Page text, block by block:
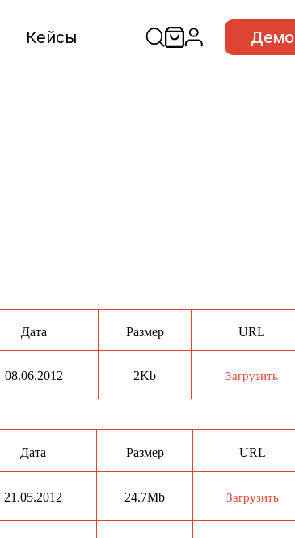
Кейсы Демо
Дата Размер URL
08.06.2012 2Kb Загрузить
Дата Размер URL
21.05.2012 24.7Mb Загрузить